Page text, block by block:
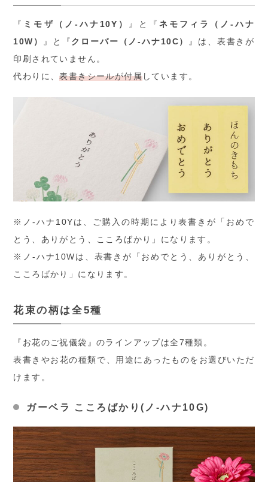
『 ミモザ（ノ-ハナ10Y） 』と『 ネモフィラ（ノ-ハナ
10W）
』と『クローバー（ノ-ハナ10C）
』は、表書きが
印刷されていません。
代わりに、表書きシールが付属しています。
※ノ-ハナ10Yは、ご購入の時期により表書きが「おめで
とう、ありがとう、こころばかり」になります。
※ノ-ハナ10Wは、表書きが「おめでとう、ありがとう、
こころばかり」になります。
花束の柄は全5種
『お花のご祝儀袋』のラインアップは全7種類。
表書きやお花の種類で、用途にあったものをお選びいただ
けます。
ガーベラ こころばかり(ノ-ハナ10G)